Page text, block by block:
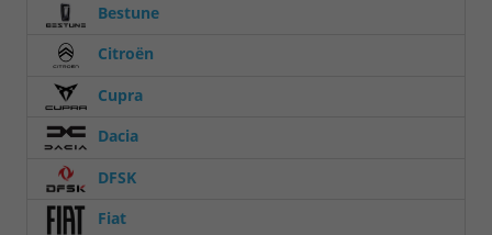
Bestune
Citroën
Cupra
Dacia
DFSK
Fiat